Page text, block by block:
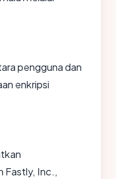
pengguna dan
enkripsi
Fastly, Inc.,